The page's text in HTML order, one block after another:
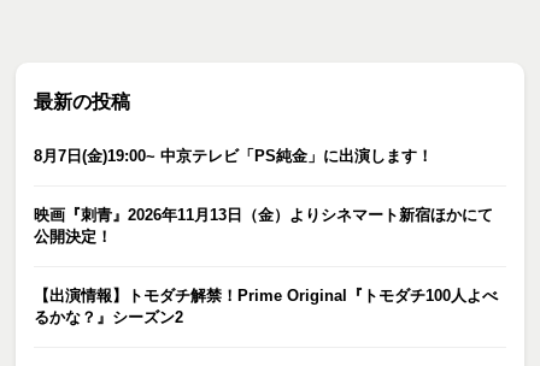
最新の投稿
8月7日(金)19:00~ 中京テレビ「PS純金」に出演します！
映画『刺青』2026年11月13日（金）よりシネマート新宿ほかにて
公開決定！
【出演情報】トモダチ解禁！Prime Original『トモダチ100人よべ
るかな？』シーズン2